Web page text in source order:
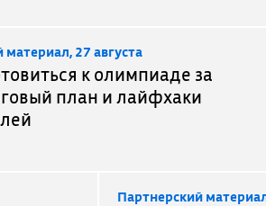
27 августа
к олимпиаде за
план и лайфхаки
Партнерский